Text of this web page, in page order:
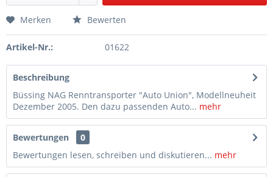
Merken Bewerten
Artikel-Nr.: 01622
Beschreibung
Büssing NAG Renntransporter "Auto Union", Modellneuheit
Dezember 2005. Den dazu passenden Auto... mehr
Bewertungen
0
Bewertungen lesen, schreiben und diskutieren... mehr